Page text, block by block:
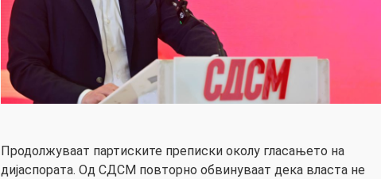
Продолжуваат партиските преписки околу гласањето на
дијаспората. Од СДСМ повторно обвинуваат дека власта не